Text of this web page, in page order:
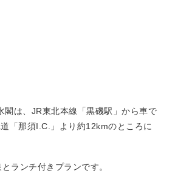
閣は、JR東北本線「黒磯駅」から車で
「那須I.C.」より約12kmのところに
ランチ付きプランです。